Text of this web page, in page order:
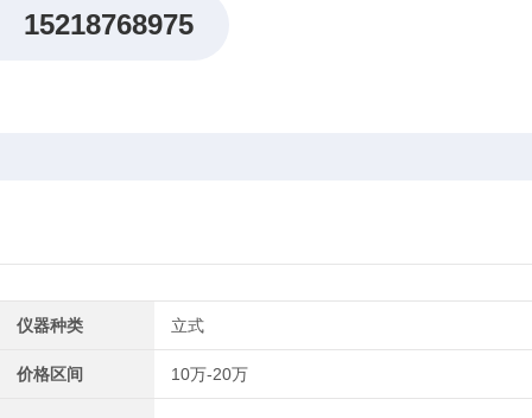
15218768975
仪器种类 立式
价格区间 10万-20万